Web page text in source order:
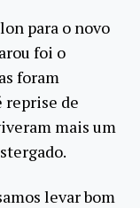
para o novo
foi o
foram
reprise de
mais um
levar bom